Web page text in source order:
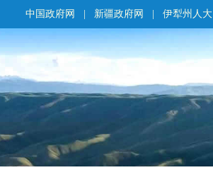
中国政府网 新疆政府网 伊犁州人大